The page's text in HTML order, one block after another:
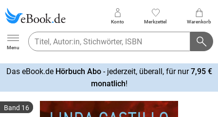
Ebook.de
Menu
Konto Merkzettel Warenkorb
Das eBook.de Hörbuch Abo- jederzeit, überall, für nur7,95 €
monatlich!
Band 16